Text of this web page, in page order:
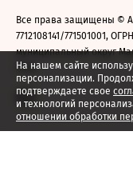
На нашем сайте
персонализации.
подтверждаете свое
и технологий
отношении обработки
Все права защищены ©
7712108141/771501001,
муниципальный округ
2026